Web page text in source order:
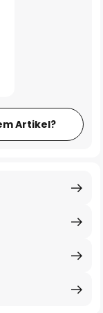
Artikel?